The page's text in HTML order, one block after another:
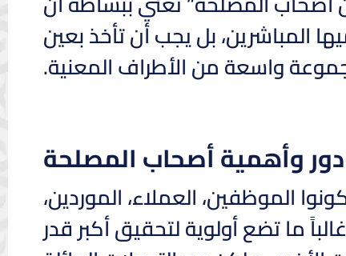
المباشرين، بل يجب أن تأخذ بعين
واسعة من الأطراف المعنية.
دور وأهمية أصحاب المصلحة
الموظفين، العملاء، الموردين،
ما تضع أولوية لتحقيق أكبر قدر